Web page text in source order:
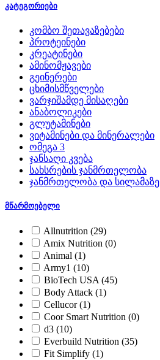
კატეგორიები
კომბო შეთავაზებები
პროტეინები
კრეატინები
ამინომჟავები
გეინერები
ცხიმისმწველები
ვარჯიშამდე მისაღები
ანაბოლიკები
გლუტამინები
ვიტამინები და მინერალები
ომეგა 3
ჯანსაღი კვება
სახსრების ჯანმრთელობა
ჯანმრთელობა და სილამაზე
მწარმოებელი
Allnutrition (29)
Amix Nutrition (0)
Animal (1)
Army1 (10)
BioTech USA(45)
Body Attack (1)
Cellucor(1)
Coor Smart Nutrition (0)
d3 (10)
Everbuild Nutrition (35)
Fit Simplify (1)